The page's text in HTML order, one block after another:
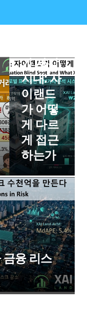
UNCATEGORIZED
가 사각
지대: 자
이랜드
가 어떻
게 다르
게 접근
하는가
금융 리스